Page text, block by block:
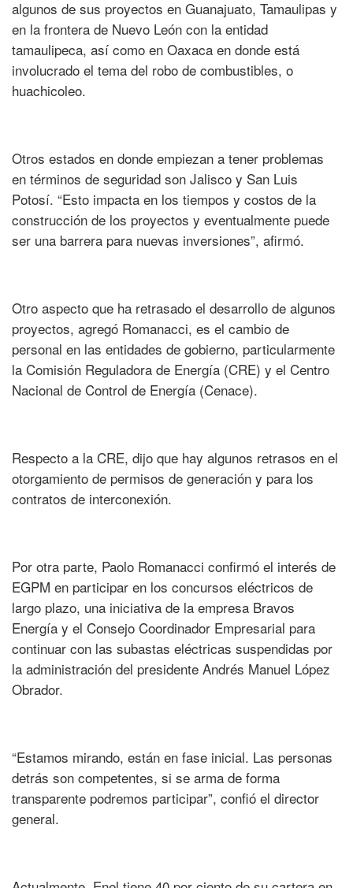
algunos de sus proyectos en Guanajuato, Tamaulipas y
en la frontera de Nuevo León con la entidad
tamaulipeca, así como en Oaxaca en donde está
involucrado el tema del robo de combustibles, o
huachicoleo.
Otros estados en donde empiezan a tener problemas
en términos de seguridad son Jalisco y San Luis
Potosí. “Esto impacta en los tiempos y costos de la
construcción de los proyectos y eventualmente puede
ser una barrera para nuevas inversiones”, afirmó.
Otro aspecto que ha retrasado el desarrollo de algunos
proyectos, agregó Romanacci, es el cambio de
personal en las entidades de gobierno, particularmente
la Comisión Reguladora de Energía (CRE) y el Centro
Nacional de Control de Energía (Cenace).
Respecto a la CRE, dijo que hay algunos retrasos en el
otorgamiento de permisos de generación y para los
contratos de interconexión.
Por otra parte, Paolo Romanacci confirmó el interés de
EGPM en participar en los concursos eléctricos de
largo plazo, una iniciativa de la empresa Bravos
Energía y el Consejo Coordinador Empresarial para
continuar con las subastas eléctricas suspendidas por
la administración del presidente Andrés Manuel López
Obrador.
“Estamos mirando, están en fase inicial. Las personas
detrás son competentes, si se arma de forma
transparente podremos participar”, confió el director
general.